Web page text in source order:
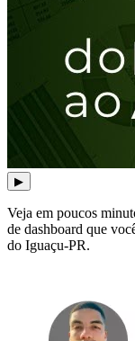
▶
Veja em poucos
de dashboard que
do Iguaçu-PR.